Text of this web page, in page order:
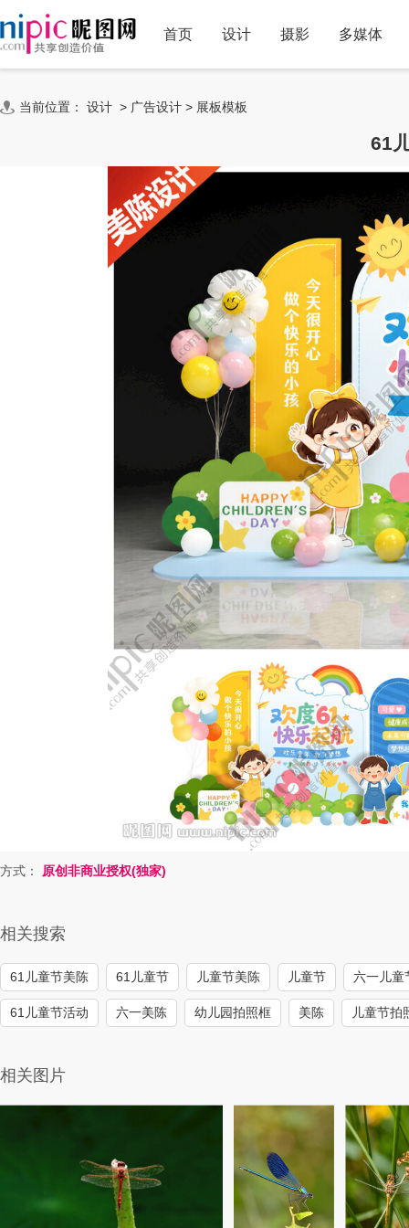
首页 设计 摄影 多媒体
当前位置： 设计 > 广告设计 > 展板模板
61
方式： 原创非商业授权(独家)
相关搜索
61儿童节美陈 61儿童节 儿童节美陈 儿童节 六一儿童
61儿童节活动 六一美陈 幼儿园拍照框 美陈 儿童节拍
相关图片